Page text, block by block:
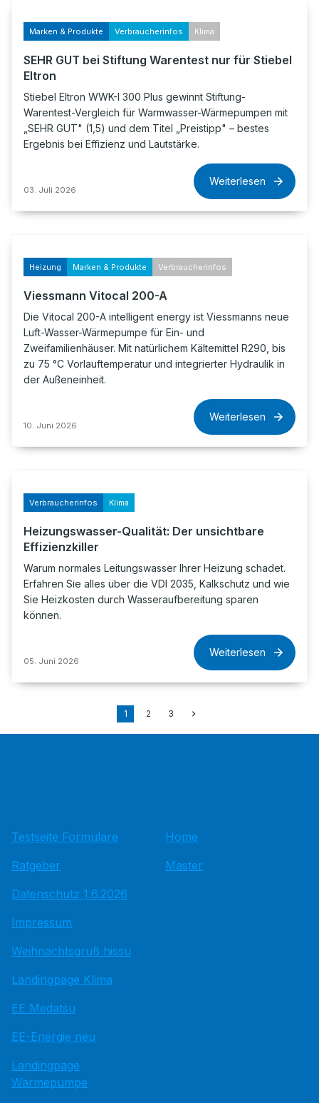
Marken & Produkte Verbraucherinfos Klima
SEHR GUT bei Stiftung Warentest nur für Stiebel
Eltron
Stiebel Eltron WWK-I 300 Plus gewinnt Stiftung-
Warentest-Vergleich für Warmwasser-Wärmepumpen mit
„SEHR GUT" (1,5) und dem Titel „Preistipp" – bestes
Ergebnis bei Effizienz und Lautstärke.
03. Juli 2026
Weiterlesen
Heizung Marken & Produkte Verbraucherinfos
Viessmann Vitocal 200-A
Die Vitocal 200-A intelligent energy ist Viessmanns neue
Luft-Wasser-Wärmepumpe für Ein- und
Zweifamilienhäuser. Mit natürlichem Kältemittel R290, bis
zu 75 °C Vorlauftemperatur und integrierter Hydraulik in
der Außeneinheit.
10. Juni 2026
Weiterlesen
Verbraucherinfos Klima
Heizungswasser-Qualität: Der unsichtbare
Effizienzkiller
Warum normales Leitungswasser Ihrer Heizung schadet.
Erfahren Sie alles über die VDI 2035, Kalkschutz und wie
Sie Heizkosten durch Wasseraufbereitung sparen
können.
05. Juni 2026
Weiterlesen
1 2 3
Testseite Formulare
Ratgeber
Datenschutz 1.6.2026
Impressum
Weihnachtsgruß hissu
Landingpage Klima
EE Medatsu
EE-Energie neu
Landingpage
Wärmepumpe
Home
Master